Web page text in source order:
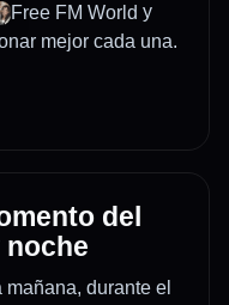
Free FM World y
mejor cada una.
del
noche
durante el